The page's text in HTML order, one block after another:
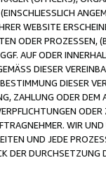
WEBSITE
ODER
AUF ODER
DIESER
DIESER
ZAHLUNG ODER DEM
WIR
UND JEDE
DER DURCHSETZUNG